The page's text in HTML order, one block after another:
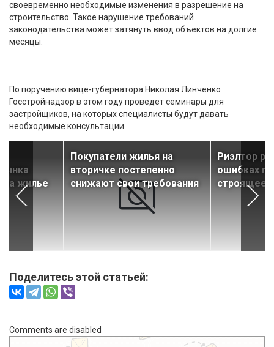
своевременно необходимые изменения в разрешение на
строительство. Такое нарушение требований
законодательства может затянуть ввод объектов на долгие
месяцы.
По поручению вице-губернатора Николая Линченко
Госстройнадзор в этом году проведет семинары для
застройщиков, на которых специалисты будут давать
необходимые консультации.
на жилье
Покупатели жилья на
вторичке постепенно
снижают свои требования
Риэлтор
ошибках
Поделитесь этой статьей:
Comments are disabled